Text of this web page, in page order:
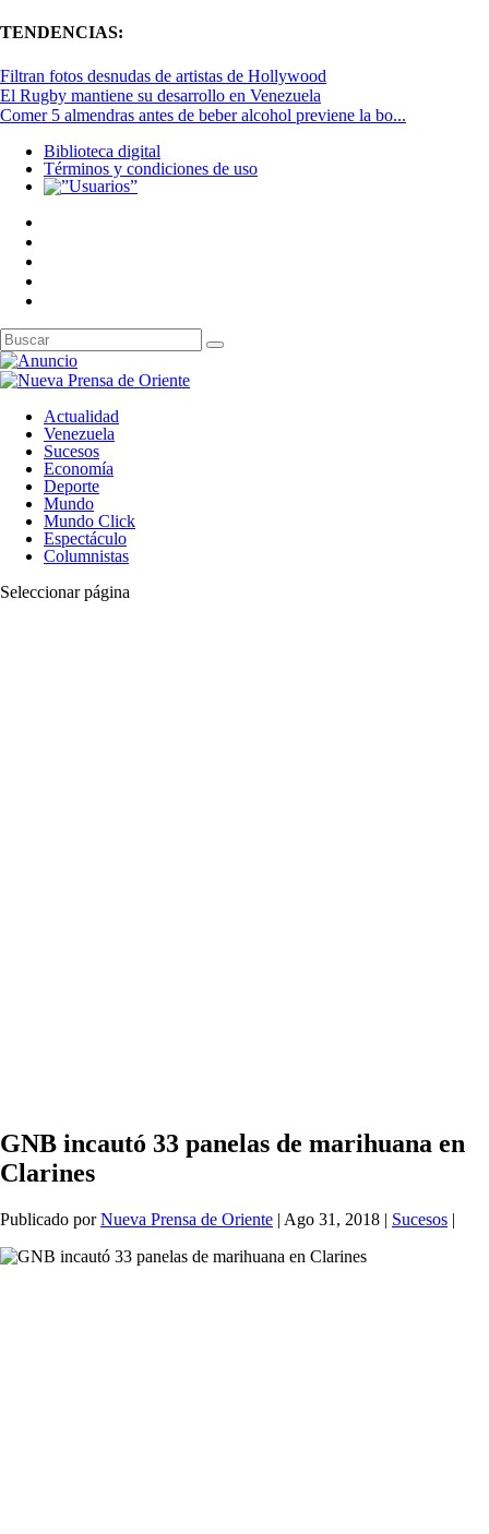
TENDENCIAS:
Filtran fotos desnudas de artistas de Hollywood
El Rugby mantiene su desarrollo en Venezuela
Comer 5 almendras antes de beber alcohol previene la bo...
Biblioteca digital
Términos y condiciones de uso
Actualidad
Venezuela
Sucesos
Economía
Deporte
Mundo
Mundo Click
Espectáculo
Columnistas
Seleccionar página
GNB incautó 33 panelas de marihuana en
Clarines
Publicado porNueva Prensa de Oriente | Ago 31, 2018 | Sucesos |